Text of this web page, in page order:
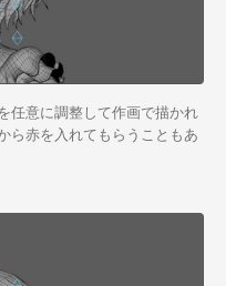
任意に調整して作画で描かれ
ら赤を入れてもらうこともあ